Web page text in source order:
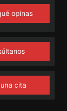
opinas
cita